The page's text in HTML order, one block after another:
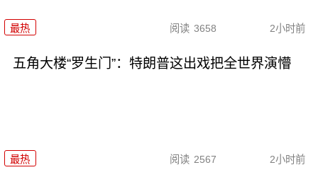
最热 阅读 3658 2小时前
五角大楼“罗生门”：特朗普这出戏把全世界演懵
最热 阅读 2567 2小时前